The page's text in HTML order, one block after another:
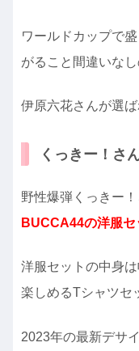
ワールドカップで
がること間違いなし
伊原六花さんが選ば
くっきー！さ
野性爆弾くっきー
BUCCA44の洋服セ
洋服セットの中身
楽しめるTシャツセ
2023年の最新デサ